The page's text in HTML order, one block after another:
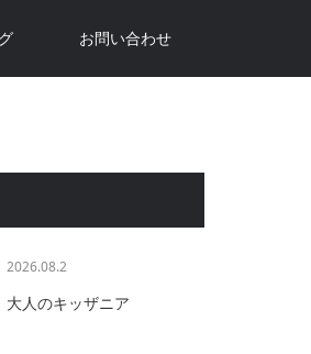
お問い合わせ
2026.08.2
大人のキッザニア